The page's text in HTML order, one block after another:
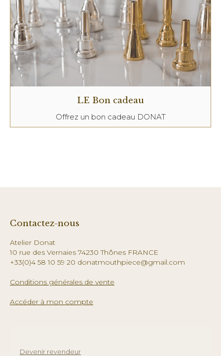
LE Bon cadeau
Offrez un bon cadeau DONAT
Contactez-nous
Atelier Donat
10 rue des Vernaies 74230 Thônes FRANCE
+33(0)4 58 10 59 20 donatmouthpiece@gmail.com
Conditions générales de vente
Accéder à mon compte
Devenir revendeur